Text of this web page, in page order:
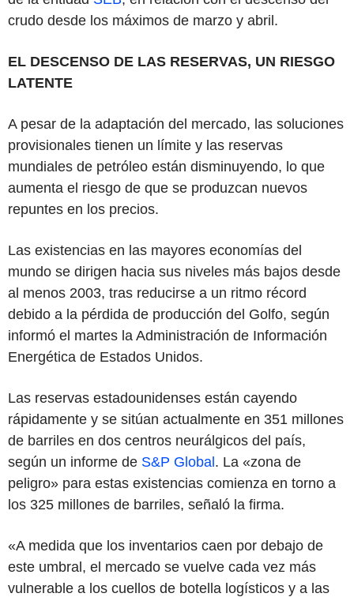
crudo desde los máximos de marzo y abril.
EL DESCENSO DE LAS RESERVAS, UN RIESGO
LATENTE
A pesar de la adaptación del mercado, las soluciones
provisionales tienen un límite y las reservas
mundiales de petróleo están disminuyendo, lo que
aumenta el riesgo de que se produzcan nuevos
repuntes en los precios.
Las existencias en las mayores economías del
mundo se dirigen hacia sus niveles más bajos desde
al menos 2003, tras reducirse a un ritmo récord
debido a la pérdida de producción del Golfo, según
informó el martes la Administración de Información
Energética de Estados Unidos.
Las reservas estadounidenses están cayendo
rápidamente y se sitúan actualmente en 351 millones
de barriles en dos centros neurálgicos del país,
según un informe de S&P Global. La «zona de
peligro» para estas existencias comienza en torno a
los 325 millones de barriles, señaló la firma.
«A medida que los inventarios caen por debajo de
este umbral, el mercado se vuelve cada vez más
vulnerable a los cuellos de botella logísticos y a las